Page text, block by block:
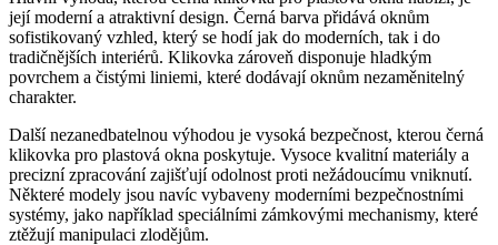
její moderní a atraktivní design. Černá⁢ barva přidává oknům
sofistikovaný vzhled, který se hodí jak do moderních, tak i do
tradičnějších interiérů. Klikovka‍ zároveň disponuje hladkým
povrchem a čistými liniemi, které dodávají oknům nezaměnitelný
charakter.
Další ⁣nezanedbatelnou výhodou je vysoká bezpečnost, kterou černá
klikovka pro plastová okna poskytuje. Vysoce kvalitní materiály a
precizní zpracování ⁤zajišťují odolnost proti ⁣nežádoucímu⁢ vniknutí.
Některé modely jsou navíc vybaveny moderními bezpečnostními
systémy, jako například speciálními zámkovými mechanismy, které
ztěžují manipulaci zlodějům.